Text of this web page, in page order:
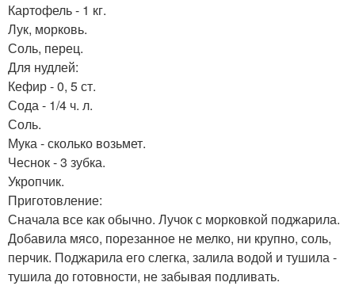
Картофель - 1 кг.
Лук, морковь.
Соль, перец.
Для нудлей:
Кефир - 0, 5 ст.
Сода - 1/4 ч. л.
Соль.
Мука - сколько возьмет.
Чеснок - 3 зубка.
Укропчик.
Приготовление:
Сначала все как обычно. Лучок с морковкой поджарила.
Добавила мясо, порезанное не мелко, ни крупно, соль,
перчик. Поджарила его слегка, залила водой и тушила -
тушила до готовности, не забывая подливать.